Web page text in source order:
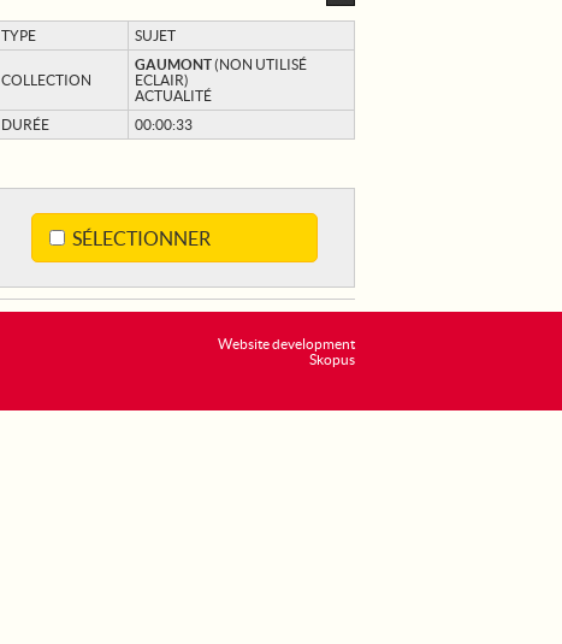
TYPE SUJET
COLLECTION
GAUMONT(NON UTILISÉ
ECLAIR)
ACTUALITÉ
DURÉE
00:00:33
SÉLECTIONNER
Website development
Skopus